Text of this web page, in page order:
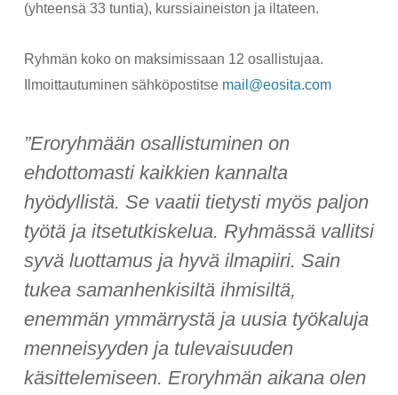
(yhteensä 33 tuntia), kurssiaineiston ja iltateen.
Ryhmän koko on maksimissaan 12 osallistujaa.
Ilmoittautuminen sähköpostitse mail@eosita.com
”Eroryhmään osallistuminen on
ehdottomasti kaikkien kannalta
hyödyllistä. Se vaatii tietysti myös paljon
työtä ja itsetutkiskelua. Ryhmässä vallitsi
syvä luottamus ja hyvä ilmapiiri. Sain
tukea samanhenkisiltä ihmisiltä,
enemmän ymmärrystä ja uusia työkaluja
menneisyyden ja tulevaisuuden
käsittelemiseen. Eroryhmän aikana olen